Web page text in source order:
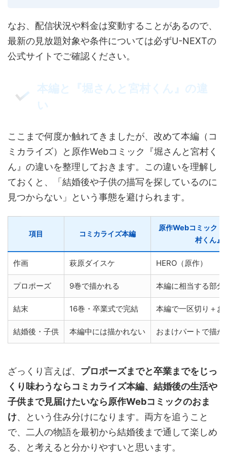
なお、配信状況や料金は変動することがあるので、
最新の見放題対象や条件については必ずU-NEXTの
公式サイトでご確認ください。
本編と『堀さんと宮村くん』の違
い
ここまで何度か触れてきましたが、改めて本編（コ
ミカライズ）と原作Webコミック『堀さんと宮村く
ん』の違いを整理しておきます。この違いを理解し
ておくと、「結婚後や子供の描写を探しているのに
見つからない」という事態を避けられます。
項目 コミカライズ本編
原作Webコミック『
村くん』
作画 萩原ダイスケ HERO（原作）
プロポーズ 9巻で描かれる 本編に相当する部分
結末 16巻・卒業式で完結 本編で一区切り＋お
結婚後・子供 本編中には描かれない おまけパートで描か
ざっくり言えば、 プロポーズまでと卒業までをじっ
くり味わうならコミカライズ本編、結婚後の生活や
子供まで見届けたいなら原作Webコミックのおま
け、という住み分けになります。両方を追うこと
で、二人の物語を最初から結婚後まで通して楽しめ
る、と考えると分かりやすいと思います。